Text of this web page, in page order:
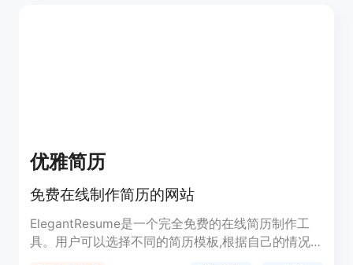
优雅简历
免费在线制作简历的网站
ElegantResume是一个完全免费的在线简历制作工
具。用户可以选择不同的简历模板,根据自己的情况